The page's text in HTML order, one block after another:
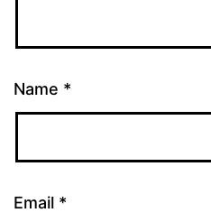
Name *
Email *